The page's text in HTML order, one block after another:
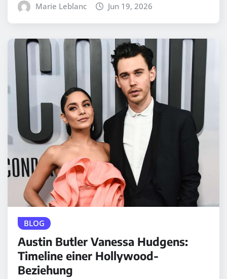
Marie Leblanc Jun 19, 2026
BLOG
Austin Butler Vanessa Hudgens:
Timeline einer Hollywood-
Beziehung